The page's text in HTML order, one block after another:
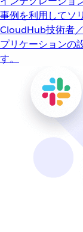
事例を利用してソ
CloudHub技術者
プリケーションの
す。